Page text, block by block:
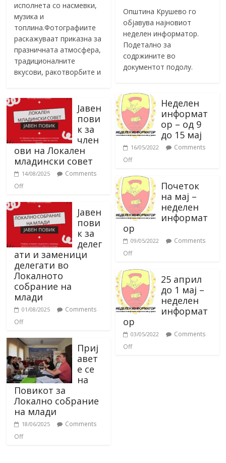
исполнета со насмевки,
музика и
топлина.Фотографиите
раскажуваат приказна за
празничната атмосфера,
традиционалните
вкусови, ракотворбите и
Јавен
пови
к за
член
ови на Локален
младински совет
14/08/2025
Comments
Off
Јавен
пови
к за
делег
ати и заменици
делегати во
Локалното
собрание на
млади
01/08/2025
Comments
Off
Приј
авет
е се
на
Повикот за
Локално собрание
на млади
18/06/2025
Comments
Off
Општина Крушево го
објавува најновиот
неделен информатор.
Подетално за
содржините во
документот подолу.
Неделен
информат
ор – од 9
до 15 мај
16/05/2022
Comments
Off
Почеток
на мај –
неделен
информат
ор
09/05/2022
Comments
Off
25 април
до 1 мај –
неделен
информат
ор
03/05/2022
Comments
Off